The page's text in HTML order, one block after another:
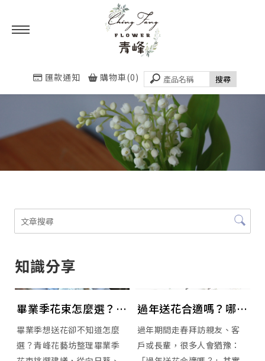
購物車(0)
匯款通知
知識分享
畢業季花束怎麼選？送
給同學、老師、學長姐
的花束推薦
畢業季想送花卻不知道怎麼
選？青峰花藝坊整理畢業季
過年送花合適嗎？哪些
花禮象徵好運與祝福？
｜台中花店｜沙鹿花店
過年期間走春拜訪親友、客
戶或長輩，很多人會猶豫：